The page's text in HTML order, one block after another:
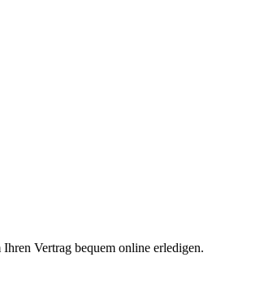
Vertrag bequem online erledigen.